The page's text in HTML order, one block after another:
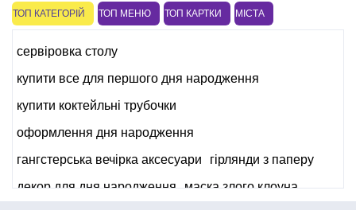
ТОП КАТЕГОРІЙ ТОП МЕНЮ ТОП КАРТКИ МІСТА
сервіровка столу
купити все для першого дня народження
купити коктейльні трубочки
оформлення дня народження
гангстерська вечірка аксесуари
гірлянди з паперу
декор для дня народження маска злого клоуна